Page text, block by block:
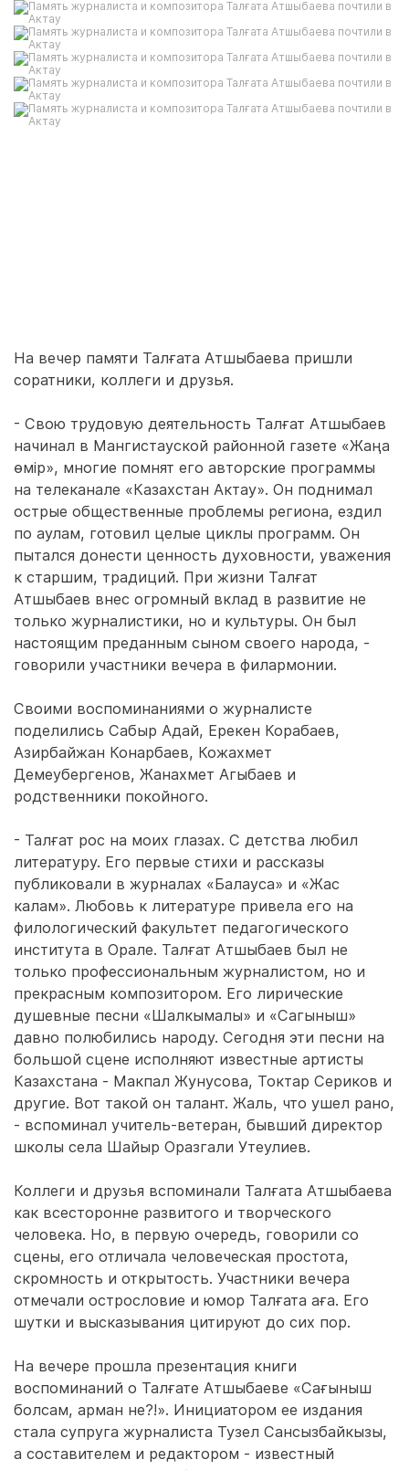
На вечер памяти Талғата Атшыбаева пришли
соратники, коллеги и друзья.
- Свою трудовую деятельность Талғат Атшыбаев
начинал в Мангистауской районной газете «Жаңа
өмір», многие помнят его авторские программы
на телеканале «Казахстан Актау». Он поднимал
острые общественные проблемы региона, ездил
по аулам, готовил целые циклы программ. Он
пытался донести ценность духовности, уважения
к старшим, традиций. При жизни Талғат
Атшыбаев внес огромный вклад в развитие не
только журналистики, но и культуры. Он был
настоящим преданным сыном своего народа, -
говорили участники вечера в филармонии.
Своими воспоминаниями о журналисте
поделились Сабыр Адай, Ерекен Корабаев,
Азирбайжан Конарбаев, Кожахмет
Демеубергенов, Жанахмет Агыбаев и
родственники покойного.
- Талғат рос на моих глазах. С детства любил
литературу. Его первые стихи и рассказы
публиковали в журналах «Балауса» и «Жас
калам». Любовь к литературе привела его на
филологический факультет педагогического
института в Орале. Талғат Атшыбаев был не
только профессиональным журналистом, но и
прекрасным композитором. Его лирические
душевные песни «Шалкымалы» и «Сагыныш»
давно полюбились народу. Сегодня эти песни на
большой сцене исполняют известные артисты
Казахстана - Макпал Жунусова, Токтар Сериков и
другие. Вот такой он талант. Жаль, что ушел рано,
- вспоминал учитель-ветеран, бывший директор
школы села Шайыр Оразгали Утеулиев.
Коллеги и друзья вспоминали Талғата Атшыбаева
как всесторонне развитого и творческого
человека. Но, в первую очередь, говорили со
сцены, его отличала человеческая простота,
скромность и открытость. Участники вечера
отмечали острословие и юмор Талғата аға. Его
шутки и высказывания цитируют до сих пор.
На вечере прошла презентация книги
воспоминаний о Талғате Атшыбаеве «Сағыныш
болсам, арман не?!». Инициатором ее издания
стала супруга журналиста Тузел Сансызбайкызы,
а составителем и редактором - известный